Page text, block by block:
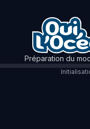
Préparation du